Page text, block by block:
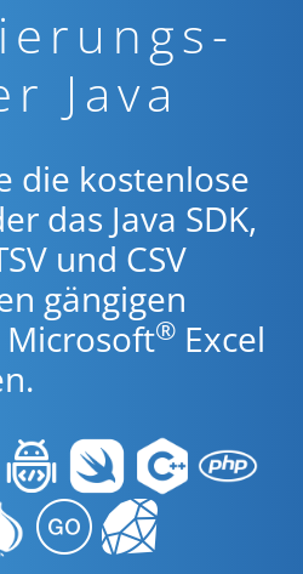
Java
die kostenlose
das Java SDK,
und CSV
gängigen
® Excel